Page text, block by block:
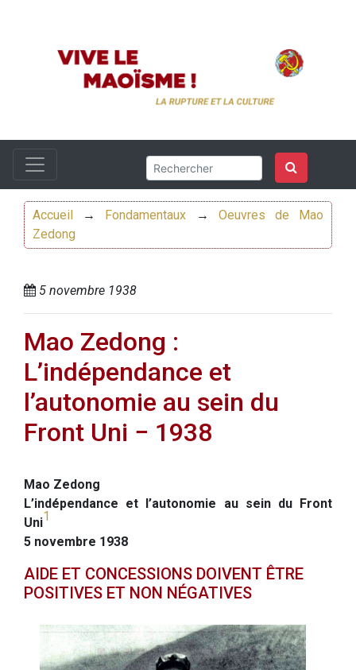
Accueil → Fondamentaux → Oeuvres de Mao
Zedong
5 novembre 1938
Mao Zedong :
L’indépendance et
l’autonomie au sein du
Front Uni − 1938
Mao Zedong
L’indépendance et l’autonomie au sein du Front
Uni1
5 novembre 1938
AIDE ET CONCESSIONS DOIVENT ÊTRE
POSITIVES ET NON NÉGATIVES